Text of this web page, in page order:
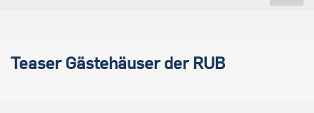
Teaser Gästehäuser der RUB